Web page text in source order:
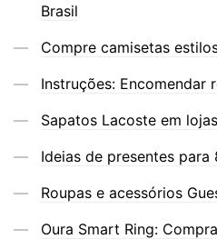
Brasil
Compre camisetas
Instruções: Encomendar
Sapatos Lacoste em
Ideias de presentes para
Roupas e acessórios
Oura Smart Ring: